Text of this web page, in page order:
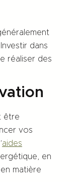
dans
réaliser des
être
vos
aides
en
matière